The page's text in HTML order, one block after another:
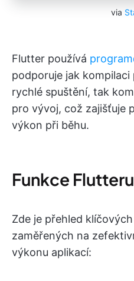
via
Flutter používá
podporuje jak kompilaci
rychlé spuštění, tak
pro vývoj, což zajišťuje
výkon při běhu.
Funkce Flutteru
Zde je přehled
zaměřených na
výkonu aplikací: